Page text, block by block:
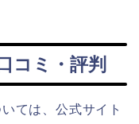
コミ・評判
ては、公式サイト